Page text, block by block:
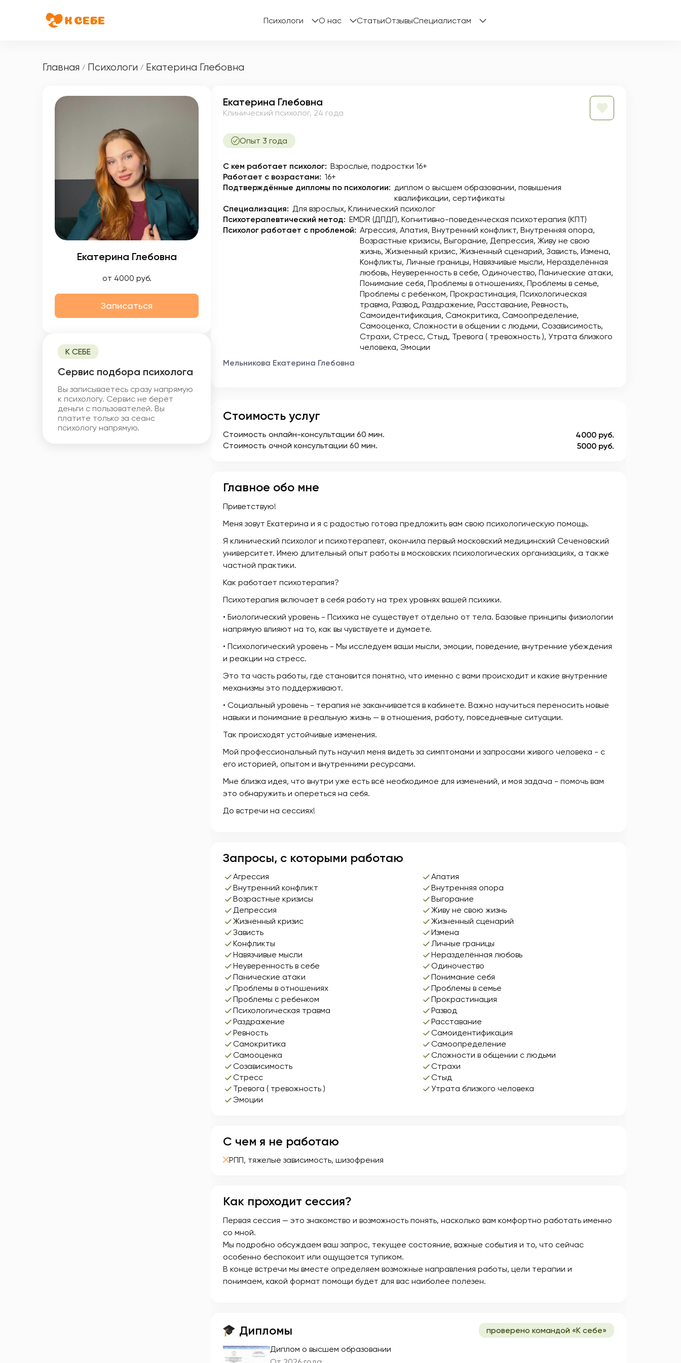
Психологи О нас СтатьиОтзывыСпециалистам
Главная / Психологи / Екатерина Глебовна
Екатерина Глебовна
от 4000 руб.
Записаться
К СЕБЕ
Cервис подбора психолога
Вы записываетесь сразу напрямую
к психологу. Сервис не берёт
деньги с пользователей. Вы
платите только за сеанс
психологу напрямую.
Екатерина Глебовна
Клинический психолог, 24 года
Опыт 3 года
С кем работает психолог: Взрослые, подростки 16+
Работает с возрастами: 16+
Подтверждённые дипломы по психологии: диплом о высшем образовании повышения
квалификации сертификаты
Специализация: Для взрослых Клинический психолог
Психотерапевтический метод: EMDR (ДПДГ) Когнитивно-поведенческая психотерапия (КПТ)
Психолог работает с проблемой: Агрессия Апатия Внутренний конфликт Внутренняя опора
Возрастные кризисы Выгорание Депрессия Живу не свою
жизнь Жизненный кризис Жизненный сценарий Зависть Измена
Конфликты Личные границы Навязчивые мысли Неразделённая
любовь Неуверенность в себе Одиночество Панические атаки
Понимание себя Проблемы в отношениях Проблемы в семье
Проблемы с ребенком Прокрастинация Психологическая
травма Развод Раздражение Расставание Ревность
Самоидентификация Самокритика Самоопределение
Самооценка Сложности в общении с людьми Созависимость
Страхи Стресс Стыд Тревога ( тревожность ) Утрата близкого
человека Эмоции
Мельникова Екатерина Глебовна
Стоимость услуг
Стоимость онлайн-консультации 60 мин.
4000 руб.
Стоимость очной консультации 60 мин. 5000 руб.
Главное обо мне
Приветствую!
Меня зовут Екатерина и я с радостью готова предложить вам свою психологическую помощь.
Я клинический психолог и психотерапевт, окончила первый московский медицинский Сеченовский
университет. Имею длительный опыт работы в московских психологических организациях, а также
частной практики.
Как работает психотерапия?
Психотерапия включает в себя работу на трех уровнях вашей психики.
• Биологический уровень - Психика не существует отдельно от тела. Базовые принципы физиологии
напрямую влияют на то, как вы чувствуете и думаете.
• Психологический уровень - Мы исследуем ваши мысли, эмоции, поведение, внутренние убеждения
и реакции на стресс.
Это та часть работы, где становится понятно, что именно с вами происходит и какие внутренние
механизмы это поддерживают.
• Социальный уровень - терапия не заканчивается в кабинете. Важно научиться переносить новые
навыки и понимание в реальную жизнь — в отношения, работу, повседневные ситуации.
Так происходят устойчивые изменения.
Мой профессиональный путь научил меня видеть за симптомами и запросами живого человека - с
его историей, опытом и внутренними ресурсами.
Мне близка идея, что внутри уже есть всё необходимое для изменений, и моя задача - помочь вам
это обнаружить и опереться на себя.
До встречи на сессиях!
Запросы, с которыми работаю
Агрессия
Апатия
Внутренний конфликт
Внутренняя опора
Возрастные кризисы
Выгорание
Депрессия
Живу не свою жизнь
Жизненный кризис
Жизненный сценарий
Зависть
Измена
Конфликты
Личные границы
Навязчивые мысли
Неразделённая любовь
Неуверенность в себе
Одиночество
Панические атаки
Понимание себя
Проблемы в отношениях
Проблемы в семье
Проблемы с ребенком
Прокрастинация
Психологическая травма
Развод
Раздражение
Расставание
Ревность
Самоидентификация
Самокритика
Самоопределение
Самооценка
Сложности в общении с людьми
Созависимость
Страхи
Стресс
Стыд
Тревога ( тревожность )
Утрата близкого человека
Эмоции
С чем я не работаю
РПП, тяжелые зависимость, шизофрения
Как проходит сессия?
Первая сессия — это знакомство и возможность понять, насколько вам комфортно работать именно
со мной.
Мы подробно обсуждаем ваш запрос, текущее состояние, важные события и то, что сейчас
особенно беспокоит или ощущается тупиком.
В конце встречи мы вместе определяем возможные направления работы, цели терапии и
понимаем, какой формат помощи будет для вас наиболее полезен.
Дипломы
проверено командой «К себе»
Диплом о высшем образовании